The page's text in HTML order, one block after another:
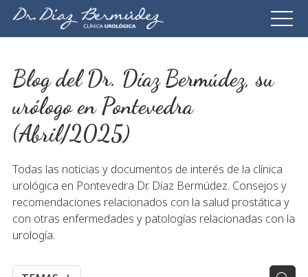
Blog del Dr. Díaz Bermúdez, su
urólogo en Pontevedra
(Abril/2025)
Todas las noticias y documentos de interés de la clínica
urológica en Pontevedra Dr. Díaz Bermúdez. Consejos y
recomendaciones relacionados con la salud prostática y
con otras enfermedades y patologías relacionadas con la
urología.